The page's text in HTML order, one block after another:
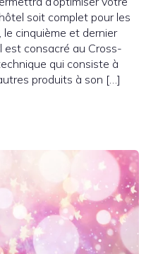
soit complet pour les
le cinquième et dernier
est consacré au Cross-
qui consiste à
produits à son […]